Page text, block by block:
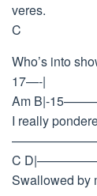
veres.
C
Who’s into
17—-|
Am B|-
I really
C
Swallowed by